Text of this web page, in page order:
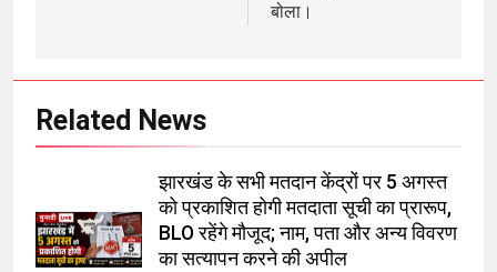
बोला।
Related News
झारखंड के सभी मतदान केंद्रों पर 5 अगस्त
को प्रकाशित होगी मतदाता सूची का प्रारूप,
BLO रहेंगे मौजूद; नाम, पता और अन्य विवरण
का सत्यापन करने की अपील